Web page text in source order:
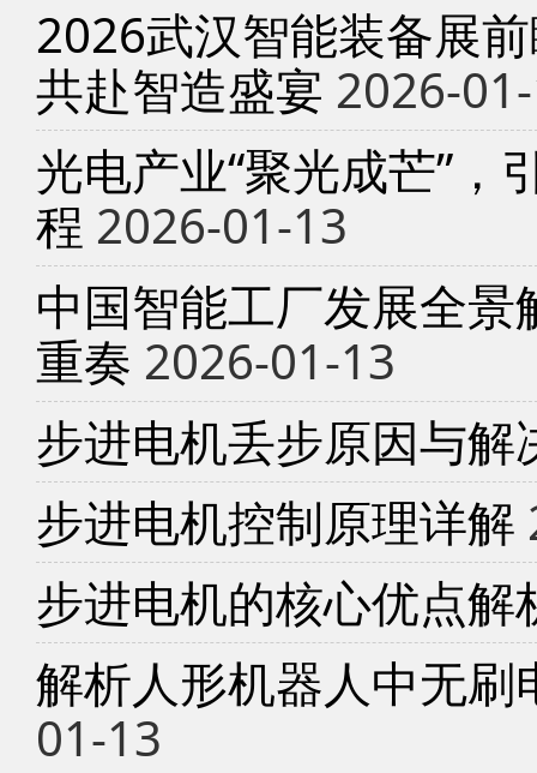
2026武汉智能装备展
共赴智造盛宴 2026-
光电产业“聚光成芒”，
程 2026-01-13
中国智能工厂发展全
重奏 2026-01-13
步进电机丢步原因与解
步进电机控制原理详解
步进电机的核心优点解
解析人形机器人中无
01-13